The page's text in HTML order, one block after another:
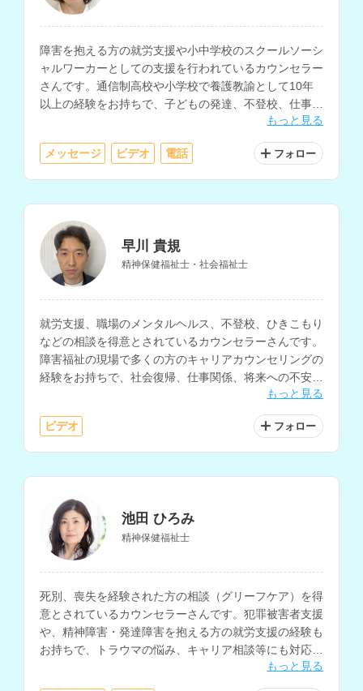
障害を抱える方の就労支援や小中学校のスクールソーシ
ャルワーカーとしての支援を行われているカウンセラー
さんです。通信制高校や小学校で養護教諭として10年
以上の経験をお持ちで、子どもの発達、不登校、仕事の
悩み、職場の人間関係、家族関係などの相談に対応され
ています。
もっと見る
メッセージ ビデオ 電話 フォロー
早川 貴規
精神保健福祉士・社会福祉士
就労支援、職場のメンタルヘルス、不登校、ひきこもり
などの相談を得意とされているカウンセラーさんです。
障害福祉の現場で多くの方のキャリアカウンセリングの
経験をお持ちで、社会復帰、仕事関係、将来への不安な
もっと見る
ビデオ フォロー
池田 ひろみ
精神保健福祉士
死別、喪失を経験された方の相談（グリーフケア）を得
意とされているカウンセラーさんです。犯罪被害者支援
や、精神障害・発達障害を抱える方の就労支援の経験も
お持ちで、トラウマの悩み、キャリア相談等にも対応さ
もっと見る